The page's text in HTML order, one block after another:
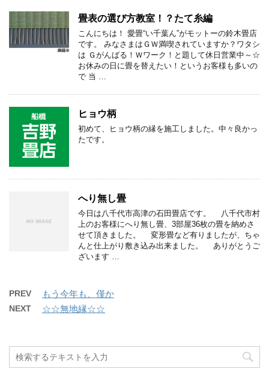
畳表の選び方教室！？たて糸編
こんにちは！ 愛畳“い千葉ん”がモットーの鈴木畳店
です。 みなさまはＧＷ満喫されていますか？ワタシ
は Ｇがんばる！Ｗワーク！と題して休日営業中～☆
お休みの日に畳を替えたい！というお客様も多いの
で 当 …
ヒョウ柄
初めて、ヒョウ柄の縁を施工しました。中々良かっ
たです。
へり無し畳
今日は八千代市高津の石田畳店です。 八千代市村
上のお客様にへり無し畳、3部屋36枚の畳を納めさ
せて頂きました。 変形畳など有りましたが、ちゃ
んと仕上がり敷き込み出来ました。 ありがとうご
ざいます …
PREV もう今年も、僅か
NEXT ☆☆無地縁☆☆